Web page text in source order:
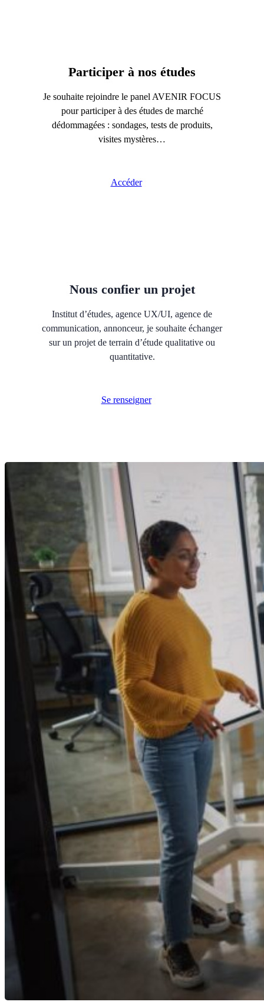
Participer à nos études
Je souhaite rejoindre le panel AVENIR FOCUS
pour participer à des études de marché
dédommagées : sondages, tests de produits,
visites mystères…
Accéder
Nous confier un projet
Institut d’études, agence UX/UI, agence de
communication, annonceur, je souhaite échanger
sur un projet de terrain d’étude qualitative ou
quantitative.
Se renseigner